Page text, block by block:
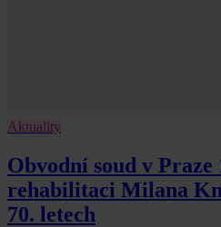
Aktuality
Obvodní soud v Praze
rehabilitaci Milana
70. letech